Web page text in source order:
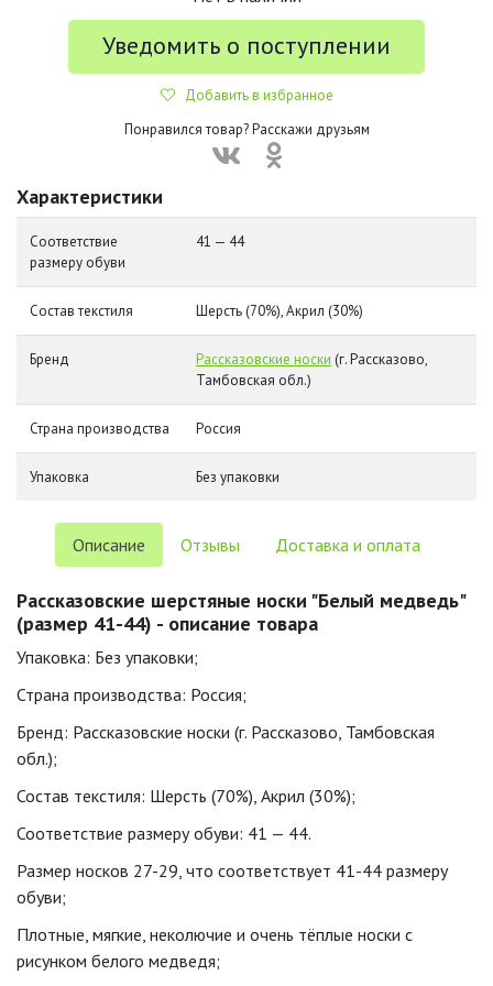
Уведомить о поступлении
Добавить в избранное
Понравился товар? Расскажи друзьям
Характеристики
Соответствие
размеру обуви
41 — 44
Состав текстиля Шерсть (70%), Акрил (30%)
Бренд Рассказовские носки (г. Рассказово,
Тамбовская обл.)
Страна производства Россия
Упаковка Без упаковки
Описание Отзывы Доставка и оплата
Рассказовские шерстяные носки "Белый медведь"
(размер 41-44) - описание товара
Упаковка: Без упаковки;
Страна производства: Россия;
Бренд: Рассказовские носки (г. Рассказово, Тамбовская
обл.);
Состав текстиля: Шерсть (70%), Акрил (30%);
Соответствие размеру обуви: 41 — 44.
Размер носков 27-29, что соответствует 41-44 размеру
обуви;
Плотные, мягкие, неколючие и очень тёплые носки с
рисунком белого медведя;